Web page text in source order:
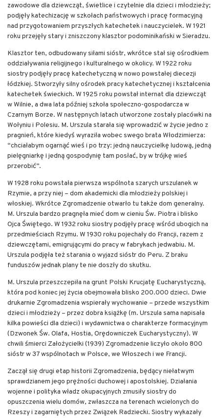
zawodowe dla dziewcząt, świetlice i czytelnie dla dzieci i młodzieży;
podjęły katechizację w szkołach państwowych i pracę formacyjną
nad przygotowaniem przyszłych katechetek i nauczycielek. W 1921
roku przejęły stary i zniszczony klasztor podominikański w Sieradzu.
Klasztor ten, odbudowany siłami sióstr, wkrótce stał się ośrodkiem
oddziaływania religijnego i kulturalnego w okolicy. W 1922 roku
siostry podjęły pracę katechetyczną w nowo powstałej diecezji
łódzkiej. Stworzyły silny ośrodek pracy katechetycznej i kształcenia
katechetek świeckich. W 1925 roku powstał internat dla dziewcząt
w Wilnie, a dwa lata później szkoła społeczno-gospodarcza w
Czarnym Borze. W następnych latach utworzone zostały placówki na
Wołyniu i Polesiu. M. Urszula starała się wprowadzić w życie jedno z
pragnień, które kiedyś wyraziła wobec swego brata Włodzimierza:
“chciałabym ogarnąć wieś i po trzy: jedną nauczycielkę ludową, jedną
pielęgniarkę i jedną gospodynię tam posłać, by w trójkę wieś
przerobić”.
W 1928 roku powstała pierwsza wspólnota szarych urszulanek w
Rzymie, a przy niej – dom akademicki dla młodzieży polskiej i
włoskiej. Wkrótce Zgromadzenie otwarło tu także dom generalny.
M. Urszula bardzo pragnęła mieć dom w cieniu Św. Piotra i blisko
Ojca Świętego. W 1932 roku siostry podjęły pracę wśród ubogich na
przedmieściach Rzymu. W 1930 roku pojechały do Francji, razem z
dziewczętami, emigrującymi do pracy w fabrykach jedwabiu. M.
Urszula podjęła też starania o wyjazd sióstr do Peru. Z braku
funduszów jednak plany te nie doszły do skutku.
M. Urszula przeszczepiła na grunt Polski Krucjatę Eucharystyczną,
która pod koniec jej życia obejmowała blisko 200.000 dzieci. Dwie
drukarnie Zgromadzenia wspierały wychowanie – przede wszystkim
dzieci i młodzieży – przez dobra książkę (m. Urszula sama napisała
kilka powieści dla dzieci) i wydawnictwa o charakterze formacyjnym
(Dzwonek Św. Olafa, Hostia, Orędowniczek Eucharystyczny). W
chwili śmierci Założycielki (1939) Zgromadzenie liczyło około 800
sióstr w 37 wspólnotach w Polsce, we Włoszech i we Francji.
Zaczął się drugi etap historii Zgromadzenia, będący niełatwym
sprawdzianem jego prężności duchowej i apostolskiej. Działania
wojenne i polityka władz okupacyjnych zmusiły siostry do
opuszczenia wielu domów, zwłaszcza na terenach wcielonych do
Rzeszy i zagarniętych przez Związek Radziecki. Siostry wykazały